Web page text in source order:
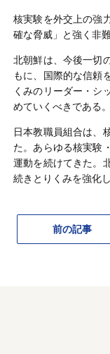
核実験を外交上の強
確な脅威」と強く非
北朝鮮は、今後一切
もに、国際的な信頼
くみのリーダー・シ
めていくべきである
日本教職員組合は、
た。あらゆる核実験
運動を続けてきた。
続きとりくみを強化
前の記事